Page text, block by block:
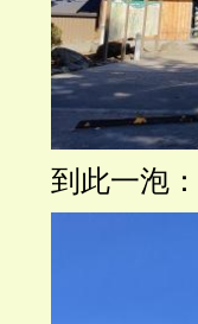
到此一泡：